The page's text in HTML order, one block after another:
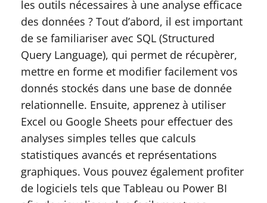
les outils nécessaires à une analyse efficace
des données ? Tout d’abord, il est important
de se familiariser avec SQL (Structured
Query Language), qui permet de récupèrer,
mettre en forme et modifier facilement vos
donnés stockés dans une base de donnée
relationnelle. Ensuite, apprenez à utiliser
Excel ou Google Sheets pour effectuer des
analyses simples telles que calculs
statistiques avancés et représentations
graphiques. Vous pouvez également profiter
de logiciels tels que Tableau ou Power BI